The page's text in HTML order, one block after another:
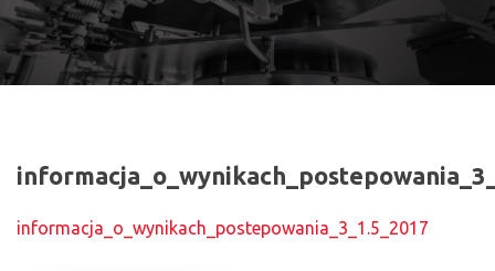
informacja_o_wynikach_postepowania_3_1.5_2017